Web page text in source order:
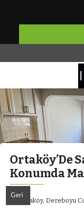
İdealist
Bir başka
Ortaköy’De
Konumda
Ortaköy, Dereboyu
Geri